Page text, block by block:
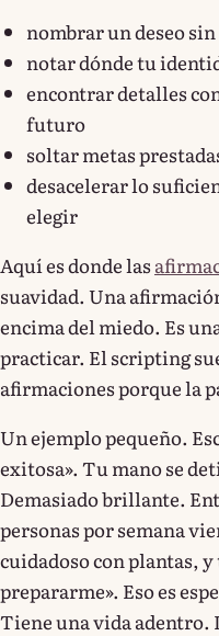
nombrar un deseo
notar dónde tu
encontrar detalles
futuro
soltar metas
desacelerar lo
elegir
Aquí es donde las
suavidad. Una
encima del miedo. Es
practicar. El scripting
afirmaciones porque la
Un ejemplo pequeño.
exitosa». Tu mano se
Demasiado brillante.
personas por semana
cuidadoso con plantas,
prepararme». Eso es
Tiene una vida adentro.